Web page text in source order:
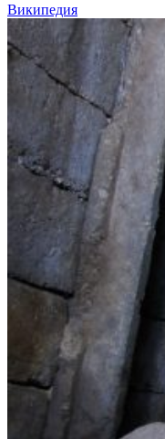
Википедия